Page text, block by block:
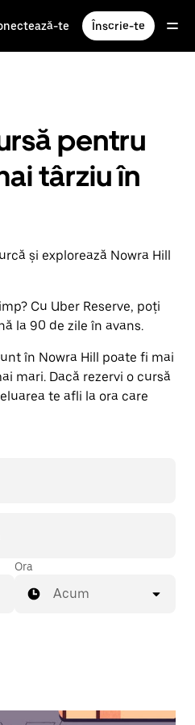
te Înscrie-te
pentru
târziu în
și explorează Nowra Hill
Cu Uber Reserve, poți
la 90 de zile în avans.
în Nowra Hill poate fi mai
mari. Dacă rezervi o cursă
te afli la ora care
Ora
Acum